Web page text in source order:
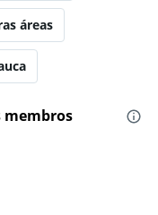
áreas
membros